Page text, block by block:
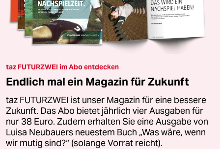
taz FUTURZWEI im Abo entdecken
Endlich mal ein Magazin für Zukunft
taz FUTURZWEI ist unser Magazin für eine bessere
Zukunft. Das Abo bietet jährlich vier Ausgaben für
nur 38 Euro. Zudem erhalten Sie eine Ausgabe von
Luisa Neubauers neuestem Buch „Was wäre, wenn
wir mutig sind?“ (solange Vorrat reicht).